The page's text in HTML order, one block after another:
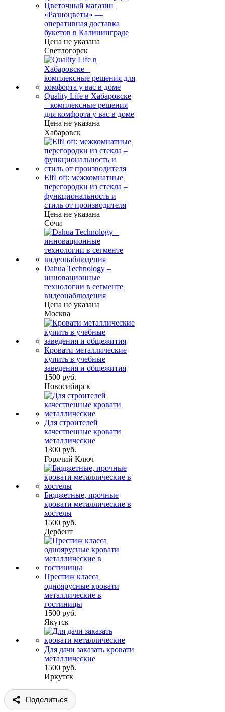
Цветочный магазин
«Разноцветы» —
оперативная доставка
букетов в Калининграде
Цена не указана
Светлогорск
Quality Life в Хабаровске
– комплексные решения
для комфорта у вас в доме
Цена не указана
Хабаровск
ElfLoft: межкомнатные
перегородки из стекла –
функциональность и
стиль от производителя
Цена не указана
Сочи
Dahua Technology –
инновационные
технологии в сегменте
видеонаблюдения
Цена не указана
Москва
Кровати металлические
купить в учебные
заведения и общежития
1500 руб.
Новосибирск
Для строителей
качественные кровати
металлические
1300 руб.
Горячий Ключ
Бюджетные, прочные
кровати металлические в
хостелы
1500 руб.
Дербент
Престиж класса
одноярусные кровати
металлические в
гостиницы
1500 руб.
Якутск
Для дачи заказать кровати
металлические
1500 руб.
Иркутск
Поделиться